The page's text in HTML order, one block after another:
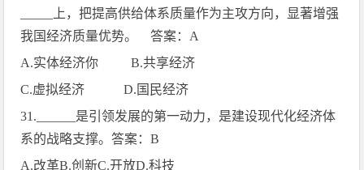
上，把提高供给体系质量作为主攻方向，显著增强
我国经济质量优势。 答案： A
A.实体经济你 B.共享经济
C.虚拟经济 D. 国民经济
31.______ 是引领发展的第一动力，是建设现代化经济体
系的战略支撑。答案：B
A.改革B.创新C.开放D.科技